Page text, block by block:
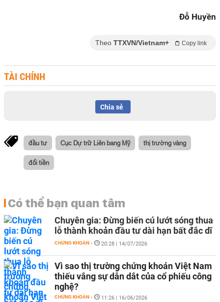
Đỗ Huyền
Theo TTXVN/Vietnam+ Copy link
TÀI CHÍNH
Chia sẻ
đầu tư Cục Dự trữ Liên bang Mỹ thị trường vàng
đổi tiền
Có thể bạn quan tâm
Chuyên gia: Đừng biến cú lướt sóng thua
lỗ thành khoản đầu tư dài hạn bất đắc dĩ
CHỨNG KHOÁN - 20:28 | 14/07/2026
Vì sao thị trường chứng khoán Việt Nam
thiếu vắng sự dẫn dắt của cổ phiếu công
nghệ?
CHỨNG KHOÁN - 11:26 | 16/06/2026